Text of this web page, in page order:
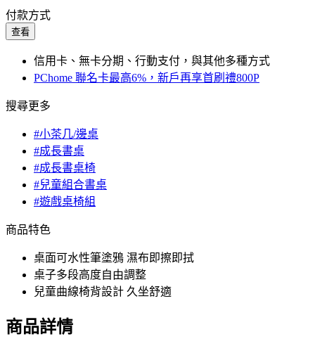
付款方式
查看
信用卡、無卡分期、行動支付，與其他多種方式
PChome 聯名卡最高6%，新戶再享首刷禮800P
搜尋更多
#小茶几/邊桌
#成長書桌
#成長書桌椅
#兒童組合書桌
#遊戲桌椅組
商品特色
桌面可水性筆塗鴉 濕布即擦即拭
桌子多段高度自由調整
兒童曲線椅背設計 久坐舒適
商品詳情